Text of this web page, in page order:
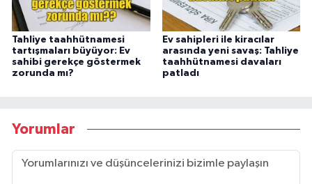
Tahliye taahhütnamesi
tartışmaları büyüyor: Ev
sahibi gerekçe göstermek
zorunda mı?
Ev sahipleri ile kiracılar
arasında yeni savaş: Tahliye
taahhütnamesi davaları
patladı
Yorumlar